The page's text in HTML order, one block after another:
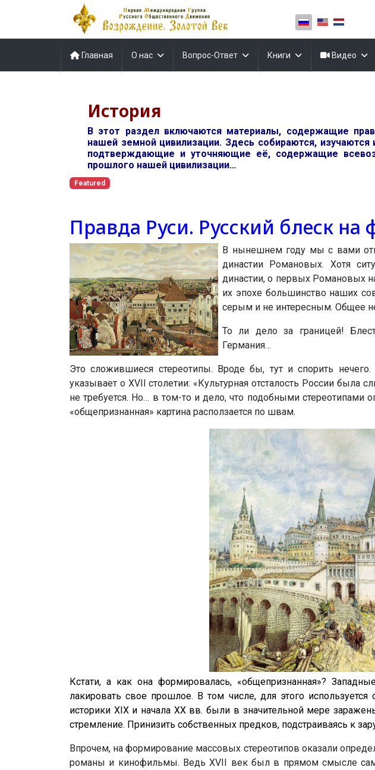
Выберите язык
Главная О нас Вопрос-Ответ Книги Видео
История
В этот раздел включаются материалы, содержащие
нашей земной цивилизации. Здесь собираются,
подтверждающие и уточняющие её, содержащие
прошлого нашей цивилизации…
Featured
Правда Руси. Русский блеск
В нынешнем году мы с вами
династии Романовых. Хотя
династии, о первых Романовых
их эпохе большинство наших
серым и не интересным. Общее
То ли дело за границей!
Германия…
Это сложившиеся стереотипы. Вроде бы, тут и спорить
указывает о XVII столетии: «Культурная отсталость России была
не требуется. Но… в том-то и дело, что подобными стереотипами
«общепризнанная» картина расползается по швам.
Кстати, а как она формировалась, «общепризнанная»?
лакировать свое прошлое. В том числе, для этого
историки XIX и начала ХХ вв. были в значительной мере
стремление. Принизить собственных предков, подстраиваясь к
Впрочем, на формирование массовых стереотипов оказали
романы и кинофильмы. Ведь XVII век был в прямом смысле